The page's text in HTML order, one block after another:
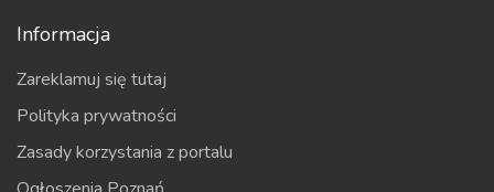
Informacja
Zareklamuj się tutaj
Polityka prywatności
Zasady korzystania z portalu